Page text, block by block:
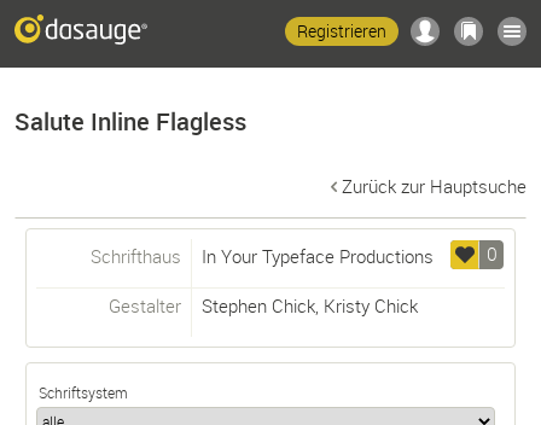
Registrieren
Salute Inline Flagless
Zurück zur Hauptsuche
0
Schrifthaus In Your Typeface Productions
Gestalter Stephen Chick, Kristy Chick
Schriftsystem